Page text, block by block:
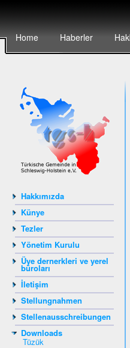
Home Haberler
Hakkımızda
Künye
Tezler
Yönetim Kurulu
Üye dernerkleri ve yerel
büroları
İletişim
Stellungnahmen
Stellenausschreibungen
Downloads
Tüzük